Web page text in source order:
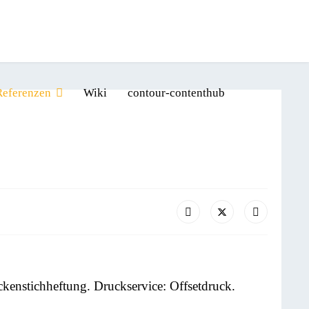
Wiki contour-contenthub
Druckservice: Offsetdruck.